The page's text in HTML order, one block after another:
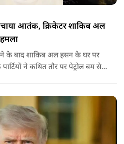
आतंक, क्रिकेटर शाकिब अल
के बाद शाकिब अल हसन के घर पर
ने कथित तौर पर पेट्रोल बम से